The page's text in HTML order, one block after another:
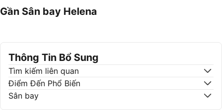
Gần Sân bay Helena
Thông Tin Bổ Sung
Tìm kiếm liên quan
Điểm Đến Phổ Biến
Sân bay